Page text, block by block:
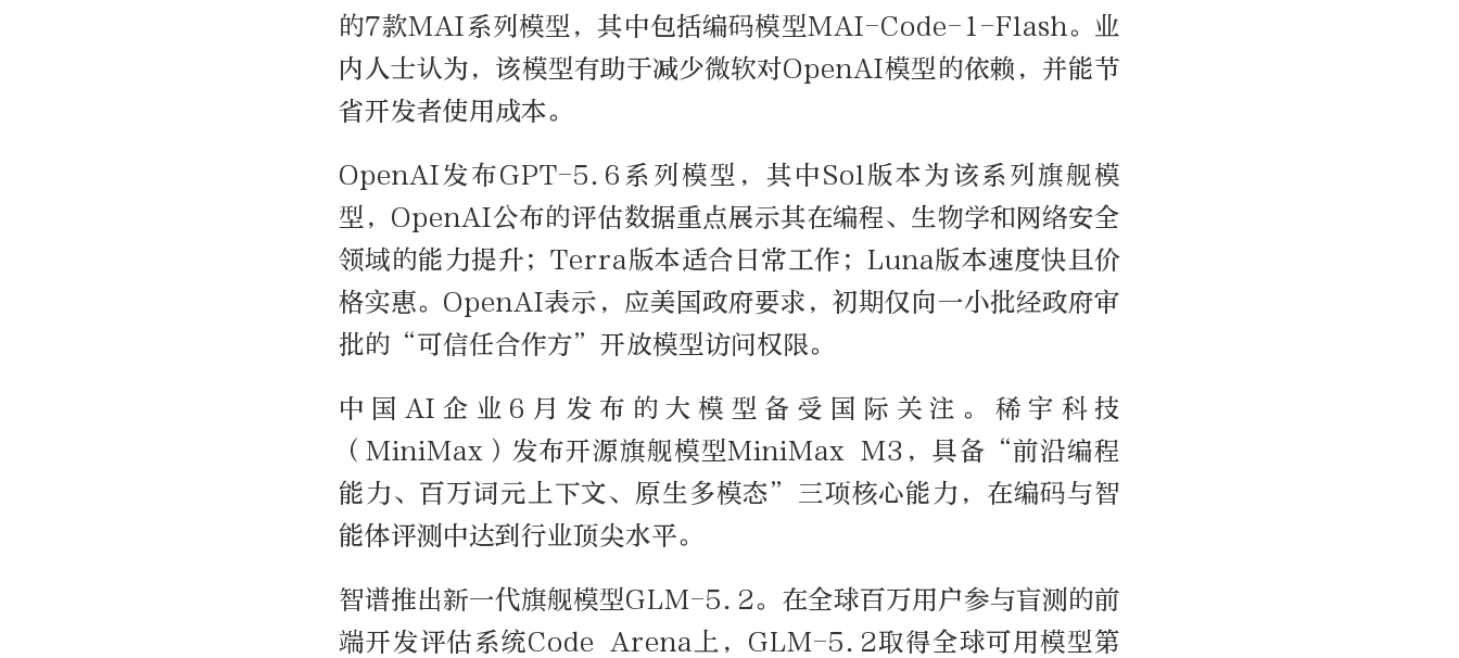
的7款MAI系列模型，其中包括编码模型MAI-Code-1-Flash。业
内人士认为，该模型有助于减少微软对OpenAI模型的依赖，并能节
省开发者使用成本。
OpenAI发布GPT-5.6系列模型，其中Sol版本为该系列旗舰模
型，OpenAI公布的评估数据重点展示其在编程、生物学和网络安全
领域的能力提升；Terra版本适合日常工作；Luna版本速度快且价
格实惠。OpenAI表示，应美国政府要求，初期仅向一小批经政府审
批的“可信任合作方”开放模型访问权限。
中国AI企业6月发布的大模型备受国际关注。稀宇科技
（MiniMax）发布开源旗舰模型MiniMax M3，具备“前沿编程
能力、百万词元上下文、原生多模态”三项核心能力，在编码与智
能体评测中达到行业顶尖水平。
智谱推出新一代旗舰模型GLM-5.2。在全球百万用户参与盲测的前
端开发评估系统Code Arena上，GLM-5.2取得全球可用模型第